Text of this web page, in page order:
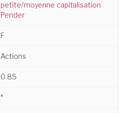
petite/moyenne capitalisation
Pender
F
Actions
0.85
*